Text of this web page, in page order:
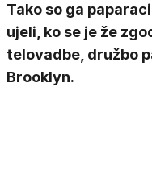
Tako so ga paparaci
ujeli, ko se je že
telovadbe, družbo
Brooklyn.